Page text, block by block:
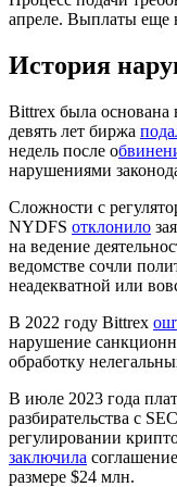
апреле. Выплаты еще
История
Bittrex была
девять лет биржа
недель после о
нарушениями
Сложности с
NYDFS отклонило
на ведение
ведомстве сочли
неадекватной или
В 2022 году Bittrex
нарушение
обработку
В июле 2023 года
разбирательства с
регулировании
заключила
размере $24 млн.